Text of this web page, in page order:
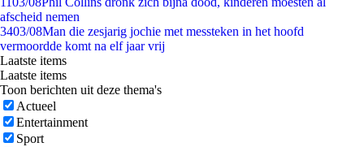
afscheid nemen
3403/08Man die zesjarig jochie met messteken in het hoofd
vermoordde komt na elf jaar vrij
Laatste items
Laatste items
Toon berichten uit deze thema's
Actueel
Entertainment
Sport